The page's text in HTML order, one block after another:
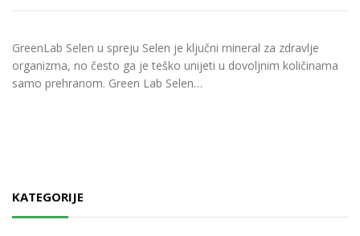
KATEGORIJE
GreenLab Selen u spreju Selen je ključni mineral za zdravlje
organizma, no često ga je teško unijeti u dovoljnim količinama
samo prehranom. Green Lab Selen…